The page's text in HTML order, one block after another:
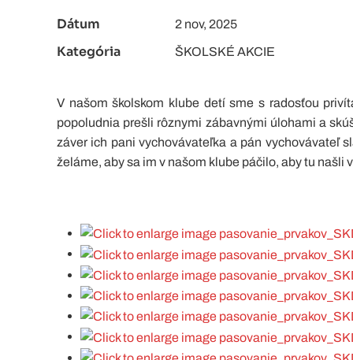
Dátum 2 nov, 2025
Kategória ŠKOLSKÉ AKCIE
V našom školskom klube detí sme s radosťou
popoludnia prešli rôznymi zábavnými úlohami a
záver ich pani vychovávateľka a pán vychovávateľ
želáme, aby sa im v našom klube páčilo, aby tu našli